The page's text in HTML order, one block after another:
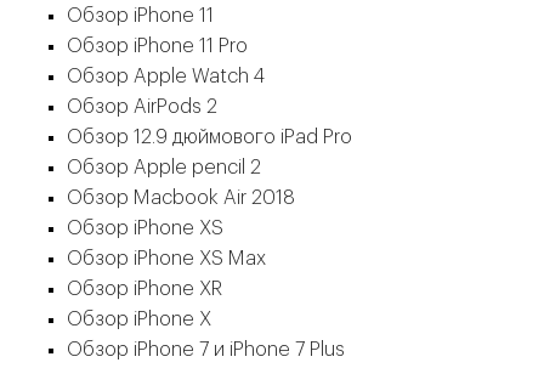
Обзор iPhone 11
Обзор iPhone 11 Pro
Обзор Apple Watch 4
Обзор AirPods 2
Обзор 12.9 дюймового iPad Pro
Обзор Apple pencil 2
Обзор Macbook Air 2018
Обзор iPhone XS
Обзор iPhone XS Max
Обзор iPhone XR
Обзор iPhone X
Обзор iPhone 7 и iPhone 7 Plus